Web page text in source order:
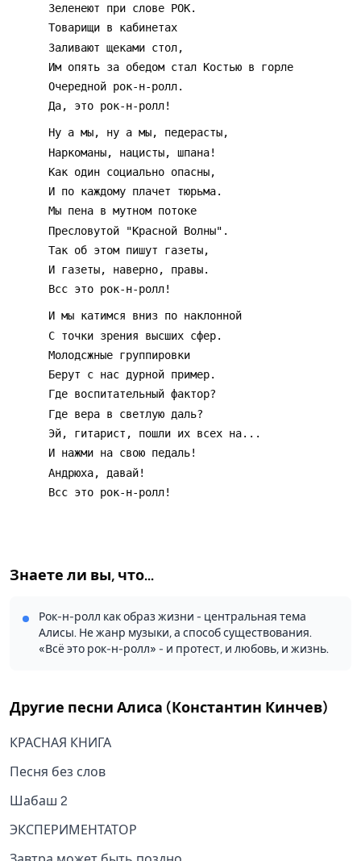
      Зеленеют при слове РОК.
      Товарищи в кабинетах
      Заливают щеками стол,
      Им опять за обедом стал Костью в горле
      Очередной рок-н-ролл.
      Да, это рок-н-ролл!
      Ну а мы, ну а мы, педерасты,
      Наркоманы, нацисты, шпана!
      Как один социально опасны,
      И по каждому плачет тюрьма.
      Мы пена в мутном потоке
      Пресловутой "Красной Волны".
      Так об этом пишут газеты,
      И газеты, наверно, правы.
      Всс это рок-н-ролл!
      И мы катимся вниз по наклонной
      С точки зрения высших сфер.
      Молодсжные группировки
      Берут с нас дурной пример.
      Где воспитательный фактор?
      Где вера в светлую даль?
      Эй, гитарист, пошли их всех на...
      И нажми на свою педаль!
      Андрюха, давай!
      Всс это рок-н-ролл!
Знаете ли вы, что...
Рок-н-ролл как образ жизни - центральная тема
Алисы. Не жанр музыки, а способ существования.
«Всё это рок-н-ролл» - и протест, и любовь, и жизнь.
Другие песни Алиса (Константин Кинчев)
КРАСНАЯ КНИГА
Песня без слов
Шабаш 2
ЭКСПЕРИМЕНТАТОР